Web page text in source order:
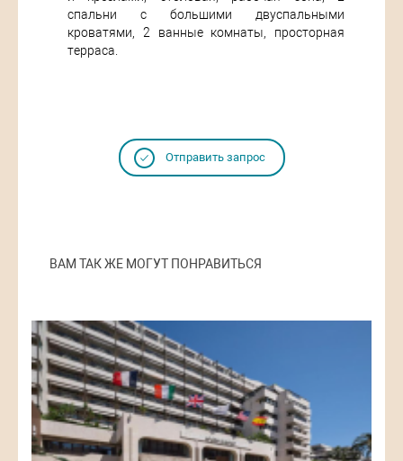
спальни с большими двуспальными
кроватями, 2 ванные комнаты, просторная
терраса.
Отправить запрос
ВАМ ТАК ЖЕ МОГУТ ПОНРАВИТЬСЯ